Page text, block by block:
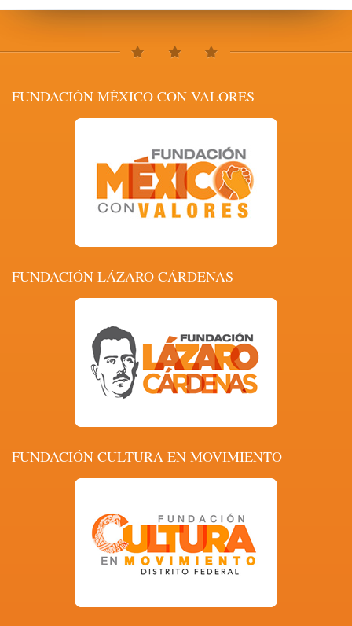
FUNDACIÓN MÉXICO CON VALORES
FUNDACIÓN LÁZARO CÁRDENAS
FUNDACIÓN CULTURA EN MOVIMIENTO